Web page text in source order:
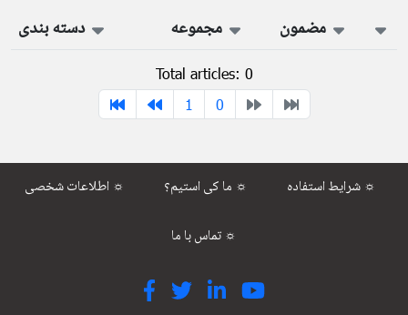
مضمون مجموعه دسته بندی
Total articles: 0
1
0
اطلاعات شخصی ☼ ما کی استیم؟ ☼ شرایط استفاده ☼
تماس با ما ☼